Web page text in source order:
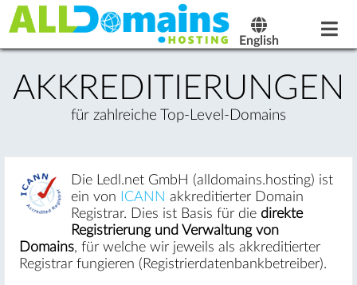
English
AKKREDI­TIERUNGEN
für zahlreiche Top-Level-Domains
Die Ledl.net GmbH (alldomains.hosting) ist
ein von
ICANN akkreditierter Domain
Registrar. Dies ist Basis für die direkte
Registrierung und Verwaltung von
Domains, für welche wir jeweils als akkreditierter
Registrar fungieren (Registrierdatenbankbetreiber).